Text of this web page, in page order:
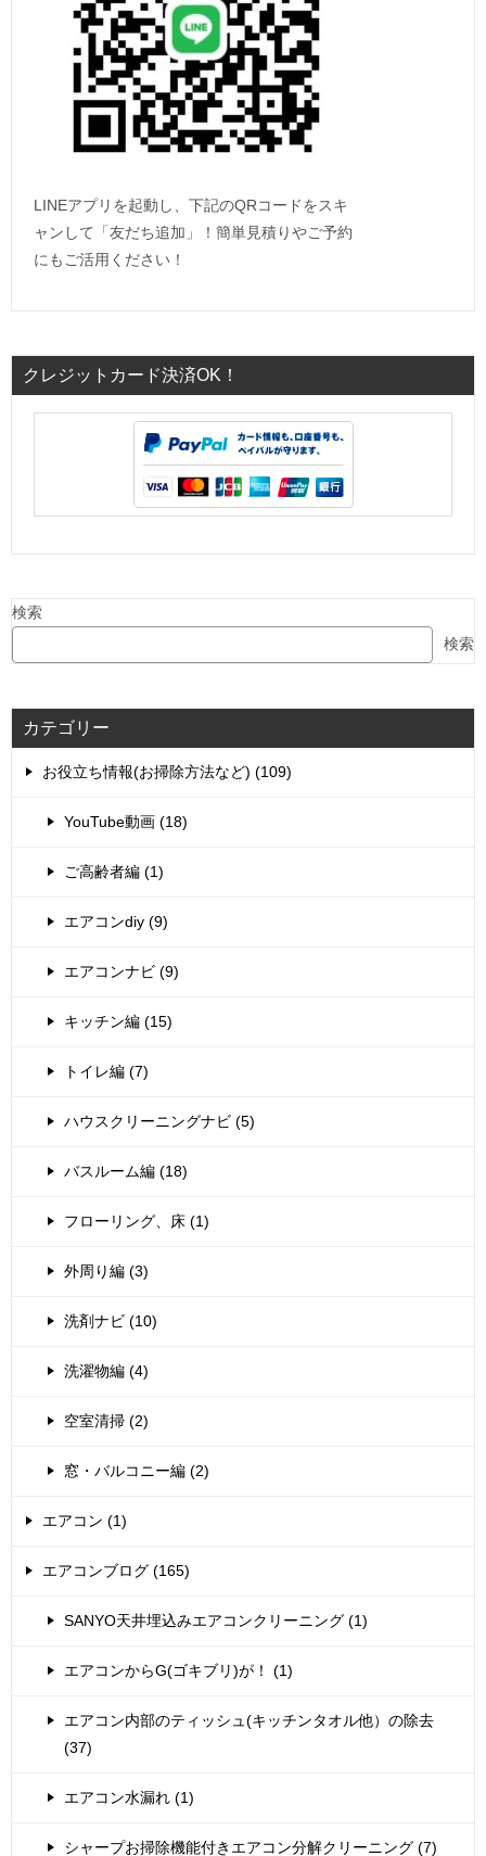
LINEアプリを起動し、下記のQRコードをスキ
ャンして「友だち追加」！簡単見積りやご予約
にもご活用ください！
クレジットカード決済OK！
検索
検索
カテゴリー
お役立ち情報(お掃除方法など) (109)
YouTube動画 (18)
ご高齢者編 (1)
エアコンdiy (9)
エアコンナビ (9)
キッチン編 (15)
トイレ編 (7)
ハウスクリーニングナビ (5)
バスルーム編 (18)
フローリング、床 (1)
外周り編 (3)
洗剤ナビ (10)
洗濯物編 (4)
空室清掃 (2)
窓・バルコニー編 (2)
エアコン (1)
エアコンブログ (165)
SANYO天井埋込みエアコンクリーニング (1)
エアコンからG(ゴキブリ)が！ (1)
エアコン内部のティッシュ(キッチンタオル他）の除去
(37)
エアコン水漏れ (1)
シャープお掃除機能付きエアコン分解クリーニング (7)